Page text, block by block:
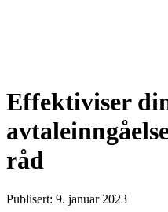
Effektiviser
råd
Publisert: 9. januar 2023